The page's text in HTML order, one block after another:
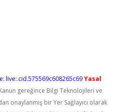
live:.cid.575569c608265c69Yasal
Kanun gereğince Bilgi Teknolojileri ve
onaylanmış bir Yer Sağlayıcı olarak